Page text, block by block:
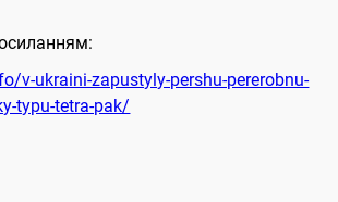
v-ukraini-zapustyly-pershu-pererobnu-
typu-tetra-pak/